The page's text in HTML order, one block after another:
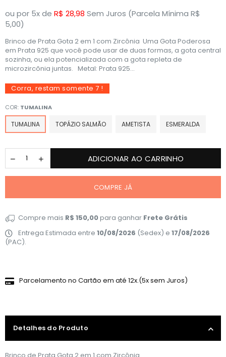
ou por 5x de R$ 28,98 Sem Juros (Parcela Mínima R$
5,00)
Brinco de Prata Gota 2 em 1 com Zircônia Uma Gota Poderosa
em Prata 925 que você pode usar de duas formas, a gota central
sozinha, ou ela potencializada com a gota repleta de
microzircõnia juntas. Metal: Prata 925...
Corra, restam somente 7 !
COR: TUMALINA
TUMALINA TOPÁZIO SALMÃO AMETISTA ESMERALDA
ADICIONAR AO CARRINHO
COMPRE JÁ
Compre mais R$ 150,00para ganhar Frete Grátis
Entrega Estimada entre 10/08/2026 (Sedex) e 17/08/2026
(PAC).
Parcelamento no Cartão em até 12x.(5x sem Juros)
Detalhes do Produto